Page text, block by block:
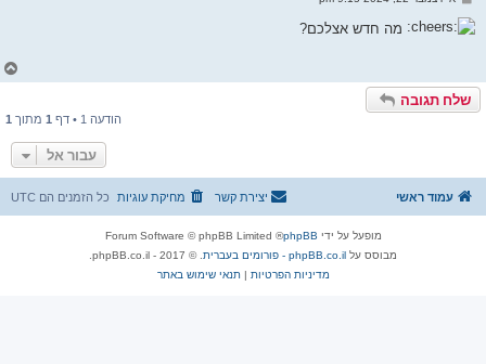
י
ח
מה חדש אצלכם?
שלח תגובה
הודעה 1 • דף 1 מתוך 1
עבור אל
עמוד ראשי כל הזמנים הם UTC מחיקת עוגיות יצירת קשר
מופעל על ידי phpBB
® Forum Software © phpBB Limited
מבוסס על phpBB.co.il - פורומים בעברית
. © 2017 - phpBB.co.il.
מדיניות הפרטיות |תנאי שימוש באתר